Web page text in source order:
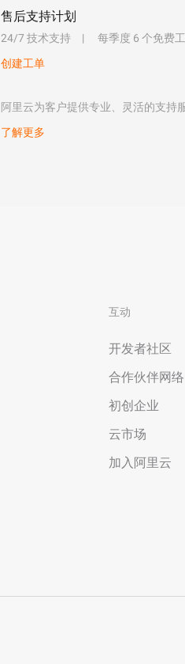
售后支持计划
24/7 技术支持 每季度 6 个免费
创建工单
阿里云为客户提供专业、灵活的支持
了解更多
互动
开发者社区
合作伙伴网络
初创企业
云市场
加入阿里云